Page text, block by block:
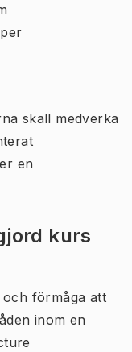
skall medverka
en
kurs
förmåga att
inom en